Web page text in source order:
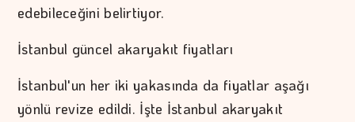
edebileceğini belirtiyor.
İstanbul güncel akaryakıt fiyatları
İstanbul'un her iki yakasında da fiyatlar aşağı
yönlü revize edildi. İşte İstanbul akaryakıt